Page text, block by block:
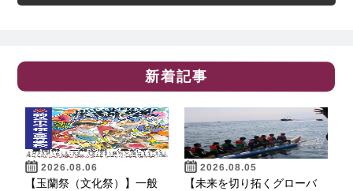
新着記事
2026.08.06
【玉蘭祭（文化祭）】一般
2026.08.05
【未来を切り拓くグローバ